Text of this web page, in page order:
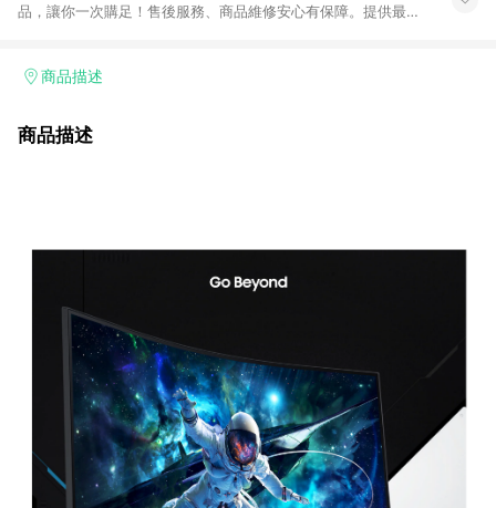
品，讓你一次購足！售後服務、商品維修安心有保障。提供最新
商品描述
商品描述